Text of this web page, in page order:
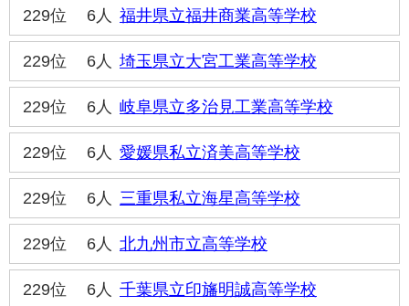
229位 6人 福井県立福井商業高等学校
229位 6人 埼玉県立大宮工業高等学校
229位 6人 岐阜県立多治見工業高等学校
229位 6人 愛媛県私立済美高等学校
229位 6人 三重県私立海星高等学校
229位 6人 北九州市立高等学校
229位 6人 千葉県立印旛明誠高等学校